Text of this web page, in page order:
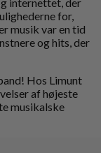
for,
musik var en tid
og hits, der
Hos Limunt
af højeste
musikalske